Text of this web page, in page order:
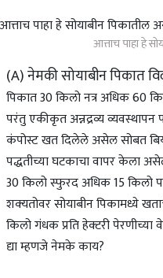
आत्ताच पाहा हे
(A) नेमकी सोयाबीन पिकात
पिकात 30 किलो नत्र अधिक 60
परंतु एकीकृत अन्नद्रव्य
कंपोस्ट खत दिलेले असेल सोबत
पद्धतीच्या घटकाचा वापर केला
30 किलो स्फुरद अधिक 15 किलो
शक्‍यतोवर सोयाबीन पिकामध्ये
किलो गंधक प्रति हेक्‍टरी पेरणीच्या
द्या म्हणजे नेमके काय?